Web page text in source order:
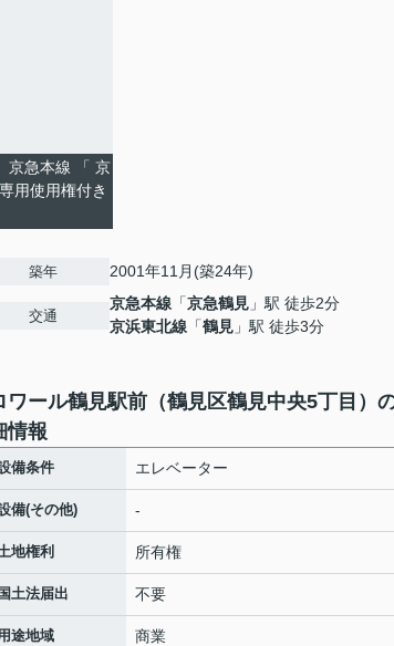
急本線 「 京
使用権付き
築年 2001年11月(築24年)
交通
京急本線 「京急鶴見 」駅 徒歩2分
京浜東北線 「鶴見 」駅 徒歩3分
ワール鶴見駅前（鶴見区鶴見中央5丁目）
情報
備条件 エレベーター
備(その他) -
地権利 所有権
国土法届出 不要
途地域 商業